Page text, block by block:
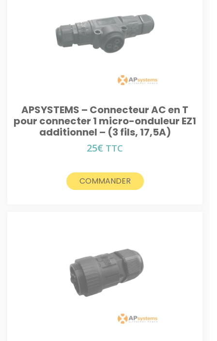
APSYSTEMS – Connecteur AC en T
pour connecter 1 micro-onduleur EZ1
additionnel – (3 fils, 17,5A)
25€ TTC
COMMANDER